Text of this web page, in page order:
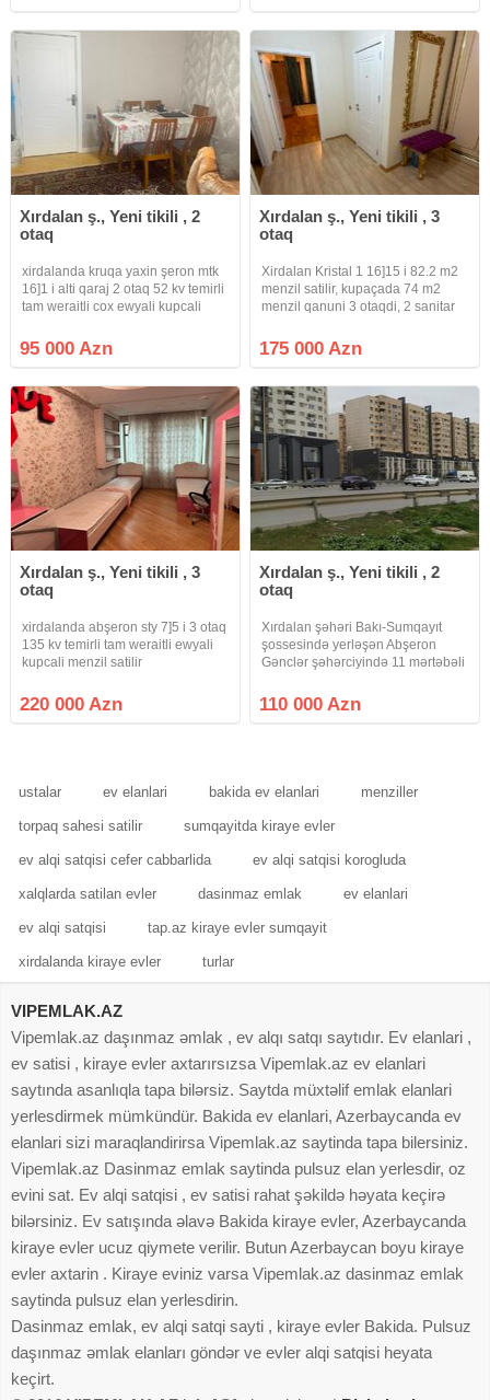
Xırdalan ş., Yeni tikili , 2
otaq
xirdalanda kruqa yaxin şeron mtk
16]1 i alti qaraj 2 otaq 52 kv temirli
tam weraitli cox ewyali kupcali
95 000 Azn
Xırdalan ş., Yeni tikili , 3
otaq
Xirdalan Kristal 1 16]15 i 82.2 m2
menzil satilir, kupaçada 74 m2
menzil qanuni 3 otaqdi, 2 sanitar
yel cekendir, esyalar hamisi qalir,
yalniz Paltar yuyan ve Televizor
175 000 Azn
Xırdalan ş., Yeni tikili , 3
otaq
xirdalanda abşeron sty 7]5 i 3 otaq
135 kv temirli tam weraitli ewyali
kupcali menzil satilir
220 000 Azn
Xırdalan ş., Yeni tikili , 2
otaq
Xırdalan şəhəri Bakı-Sumqayıt
şossesində yerləşən Abşeron
Gənclər şəhərciyində 11 mərtəbəli
70 kv .m olan 2 otaqlı təmirli,
kupçalı bina evi təcili satılır.Qaz,
110 000 Azn
ustalar ev elanlari bakida ev elanlari menziller
torpaq sahesi satilir sumqayitda kiraye evler
ev alqi satqisi cefer cabbarlida ev alqi satqisi korogluda
xalqlarda satilan evler dasinmaz emlak ev elanlari
ev alqi satqisi tap.az kiraye evler sumqayit
xirdalanda kiraye evler turlar
VIPEMLAK.AZ
Vipemlak.az daşınmaz əmlak , ev alqı satqı saytıdır. Ev elanlari ,
ev satisi , kiraye evler axtarırsızsa Vipemlak.az ev elanlari
saytında asanlıqla tapa bilərsiz. Saytda müxtəlif emlak elanlari
yerlesdirmek mümkündür. Bakida ev elanlari, Azerbaycanda ev
elanlari sizi maraqlandirirsa Vipemlak.az saytinda tapa bilersiniz.
Vipemlak.az Dasinmaz emlak saytinda pulsuz elan yerlesdir, oz
evini sat. Ev alqi satqisi , ev satisi rahat şəkildə həyata keçirə
bilərsiniz. Ev satışında əlavə Bakida kiraye evler, Azerbaycanda
kiraye evler ucuz qiymete verilir. Butun Azerbaycan boyu kiraye
evler axtarin . Kiraye eviniz varsa Vipemlak.az dasinmaz emlak
saytinda pulsuz elan yerlesdirin.
Dasinmaz emlak, ev alqi satqi sayti , kiraye evler Bakida. Pulsuz
daşınmaz əmlak elanları göndər ve evler alqi satqisi heyata
keçirt.